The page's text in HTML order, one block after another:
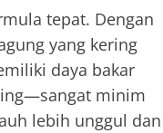
tepat. Dengan
yang kering
daya bakar
minim
lebih unggul dan